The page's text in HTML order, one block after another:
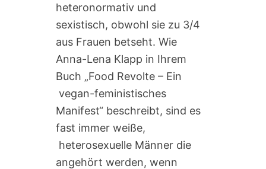
heteronormativ und
sexistisch, obwohl sie zu 3/4
aus Frauen betseht. Wie
Anna-Lena Klapp in Ihrem
Buch „Food Revolte – Ein
vegan-feministisches
Manifest“ beschreibt, sind es
fast immer weiße,
heterosexuelle Männer die
angehört werden, wenn